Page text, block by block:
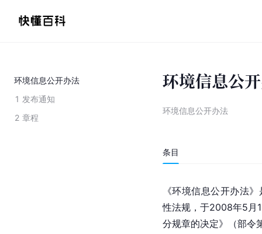
环境信息公开办法
1 发布通知
2 章程
环境信息公
环境信息公开办法
条目
《环境信息公开办法
性法规，于2008年5月
分规章的决定》（部令